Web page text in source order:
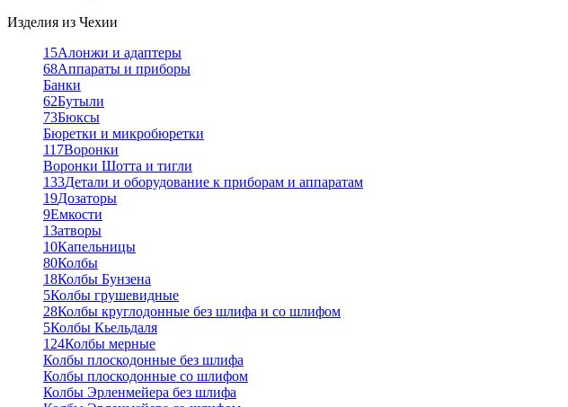
Изделия из Чехии
15Алонжи и адаптеры
68Аппараты и приборы
Банки
62Бутыли
73Бюксы
Бюретки и микробюретки
117Воронки
Воронки Шотта и тигли
133Детали и оборудование к приборам и аппаратам
19Дозаторы
9Емкости
1Затворы
10Капельницы
80Колбы
18Колбы Бунзена
5Колбы грушевидные
28Колбы круглодонные без шлифа и со шлифом
5Колбы Кьельдаля
124Колбы мерные
Колбы плоскодонные без шлифа
Колбы плоскодонные со шлифом
Колбы Эрленмейера без шлифа